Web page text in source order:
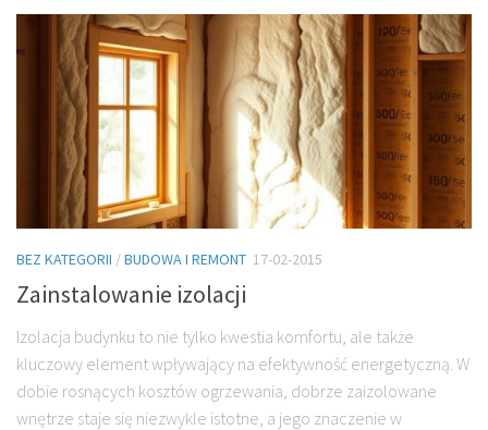
BEZ KATEGORII /BUDOWA I REMONT 17-02-2015
Zainstalowanie izolacji
Izolacja budynku to nie tylko kwestia komfortu, ale także
kluczowy element wpływający na efektywność energetyczną. W
dobie rosnących kosztów ogrzewania, dobrze zaizolowane
wnętrze staje się niezwykle istotne, a jego znaczenie w